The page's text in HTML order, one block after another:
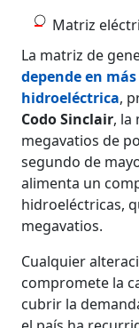
Matriz
La matriz de
depende en
hidroeléctrica,
Codo Sinclair, la
megavatios de
segundo de
alimenta un
hidroeléctricas,
megavatios.
Cualquier
compromete la
cubrir la